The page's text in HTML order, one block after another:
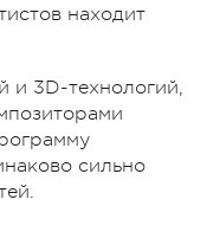
находит
и 3D-технологий,
сильно